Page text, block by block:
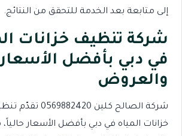
إلى متابعة بعد الخدمة للتحقق من النتائج.
شركة تنظيف خزانات
في دبي بأفضل الأسعار
والعروض
شركة الصالح كلين
خزانات المياه في دبي بأفضل الأسعار